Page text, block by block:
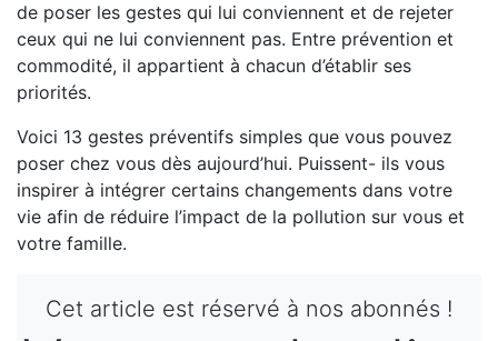
de poser les gestes qui lui conviennent et de rejeter
ceux qui ne lui conviennent pas. Entre prévention et
commodité, il appartient à chacun d’établir ses
priorités.
Voici 13 gestes préventifs simples que vous pouvez
poser chez vous dès aujourd’hui. Puissent- ils vous
inspirer à intégrer certains changements dans votre
vie afin de réduire l’impact de la pollution sur vous et
votre famille.
Cet article est réservé à nos abonnés !